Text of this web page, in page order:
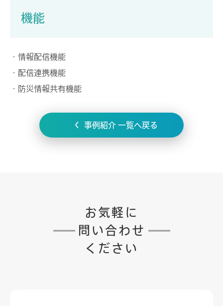
機能
・情報配信機能
・配信連携機能
・防災情報共有機能
事例紹介 一覧へ戻る
お気軽に
問い合わせ
ください